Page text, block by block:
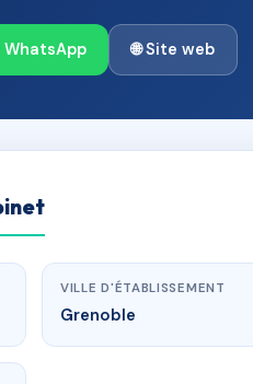
WhatsApp 🌐 Site web
VILLE D'ÉTABLISSEMENT
Grenoble